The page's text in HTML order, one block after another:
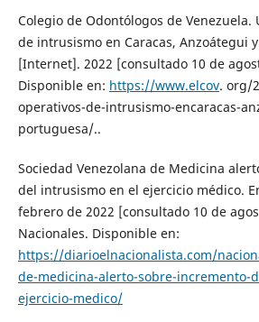
Colegio de Odontólogos de Venezuela.
de intrusismo en Caracas, Anzoátegui
[Internet]. 2022 [consultado 10 de
Disponible en: https://www.elcov. org/
operativos-de-intrusismo-encaracas-
portuguesa/..
Sociedad Venezolana de Medicina
del intrusismo en el ejercicio médico.
febrero de 2022 [consultado 10 de
Nacionales. Disponible en:
https://diarioelnacionalista.com/
de-medicina-alerto-sobre-incremento-
ejercicio-medico/